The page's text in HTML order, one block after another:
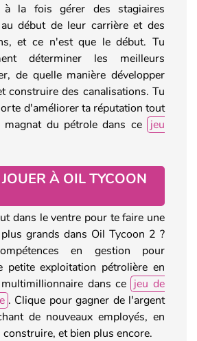
la fois gérer des stagiaires
début de leur carrière et des
et ce n'est que le début. Tu
déterminer les meilleurs
de quelle manière développer
construire des canalisations. Tu
d'améliorer ta réputation tout
magnat du pétrole dans ce jeu
À OIL TYCOON
dans le ventre pour te faire une
grands dans Oil Tycoon 2 ?
en gestion pour
petite exploitation pétrolière en
dans ce jeu de
. Clique pour gagner de l'argent
de nouveaux employés, en
et bien plus encore.